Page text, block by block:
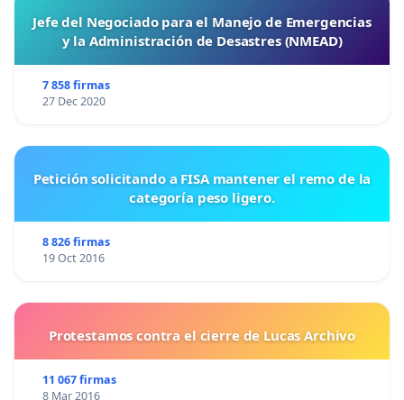
Jefe del Negociado para el Manejo de Emergencias
y la Administración de Desastres (NMEAD)
7 858 firmas
27 Dec 2020
Petición solicitando a FISA mantener el remo de la
categoría peso ligero.
8 826 firmas
19 Oct 2016
Protestamos contra el cierre de Lucas Archivo
11 067 firmas
8 Mar 2016